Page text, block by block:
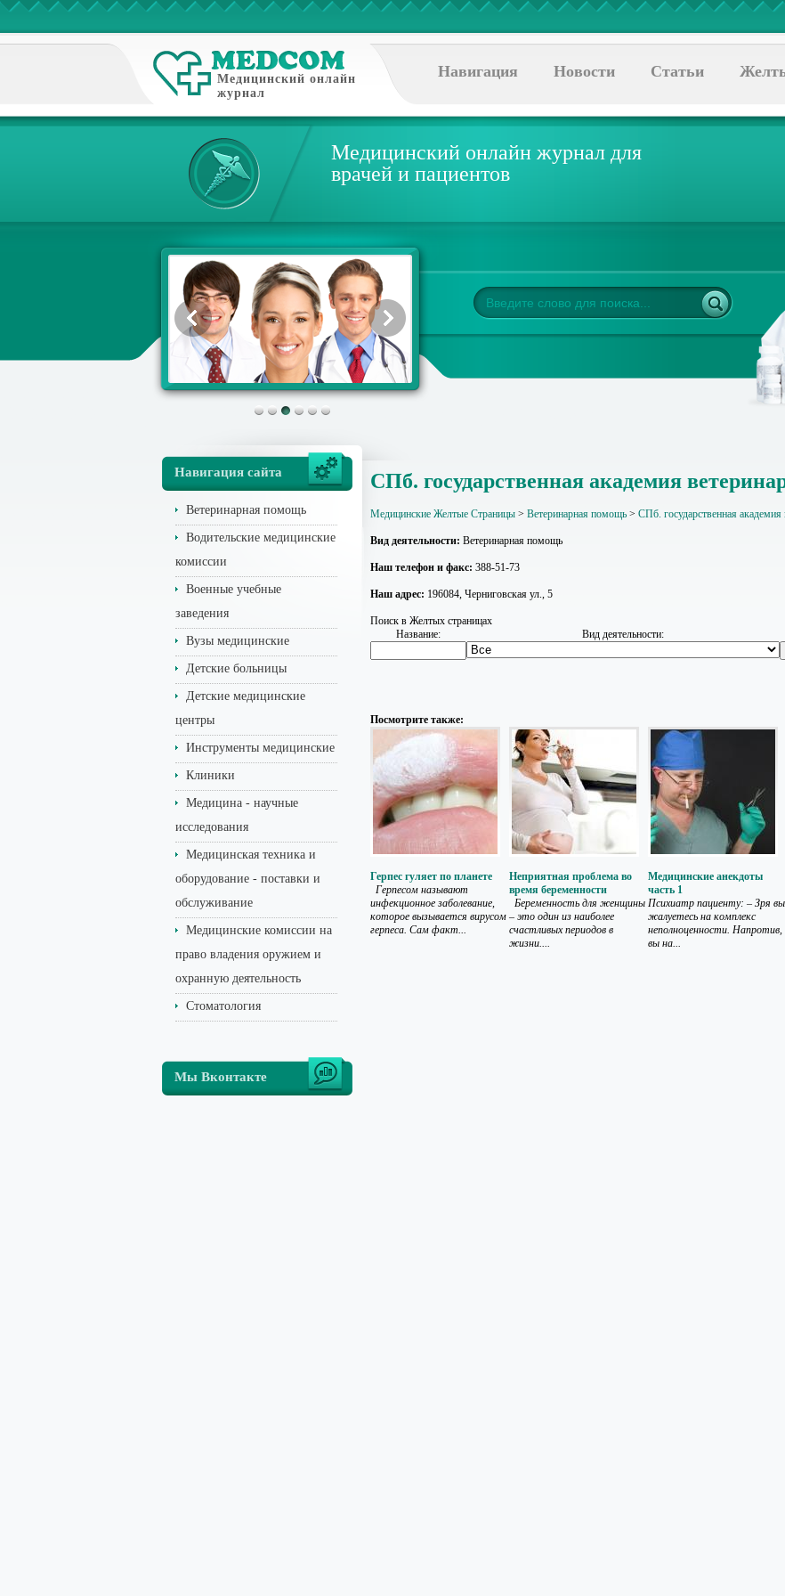
Медицинский онлайн
журнал
Навигация Новости Статьи
Медицинский онлайн журнал для
врачей и пациентов
Навигация сайта
Ветеринарная помощь
Водительские медицинские
комиссии
Военные учебные
заведения
Вузы медицинские
Детские больницы
Детские медицинские
центры
Инструменты медицинские
Клиники
Медицина - научные
исследования
Медицинская техника и
оборудование - поставки и
обслуживание
Медицинские комиссии на
право владения оружием и
охранную деятельность
Стоматология
Мы Вконтакте
СПб. государственная академия
Медицинские Желтые Страницы > Ветеринарная помощь > СПб. государственная
Вид деятельности: Ветеринарная помощь
Наш телефон и факс: 388-51-73
Наш адрес: 196084, Черниговская ул., 5
Поиск в Желтых страницах
Название:
Вид деятельности:
Посмотрите также:
Герпес гуляет по планете
Герпесом называют
инфекционное заболевание,
которое вызывается вирусом
герпеса. Сам факт...
Неприятная проблема во
время беременности
Беременность для женщины
– это один из наиболее
счастливых периодов в
жизни....
Медицинские анекдоты
часть 1
Психиатр пациенту: – Зря вы
жалуетесь на комплекс
неполноценности. Напротив,
вы на...